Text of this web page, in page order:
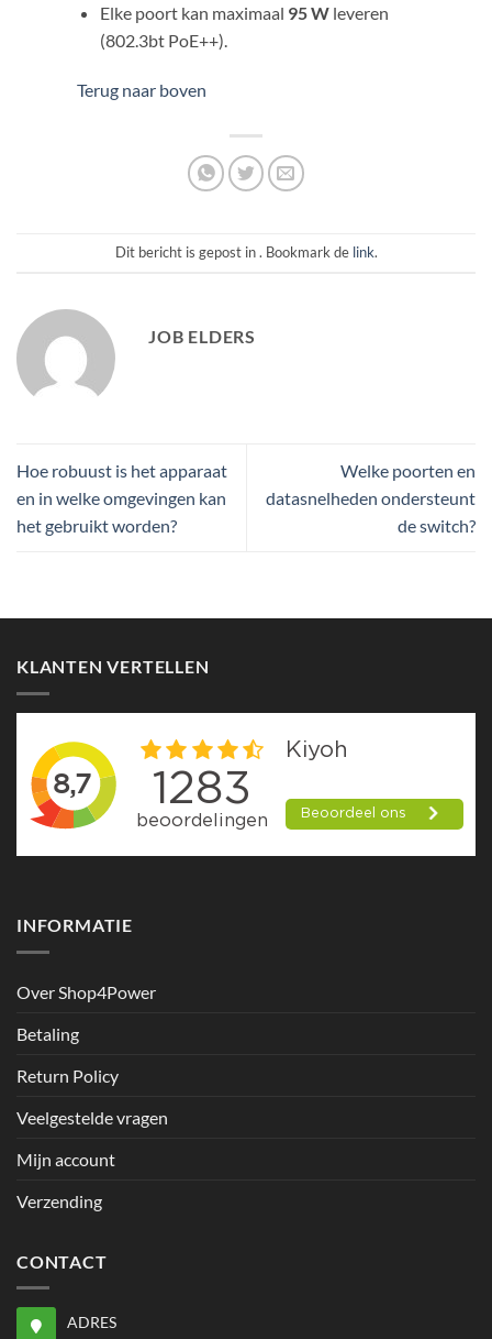
Elke poort kan maximaal 95 Wleveren
(802.3bt PoE++).
Terug naar boven
Dit bericht is gepost in . Bookmark de link.
JOB ELDERS
Hoe robuust is het apparaat
en in welke omgevingen kan
het gebruikt worden?
Welke poorten en
datasnelheden ondersteunt
de switch?
KLANTEN VERTELLEN
INFORMATIE
Over Shop4Power
Betaling
Return Policy
Veelgestelde vragen
Mijn account
Verzending
CONTACT
ADRES